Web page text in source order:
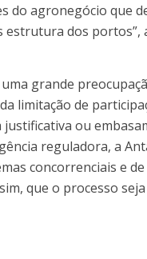
do agronegócio que
estrutura dos portos”,
grande
limitação de
justificativa ou
reguladora, a
concorrenciais e
que o processo